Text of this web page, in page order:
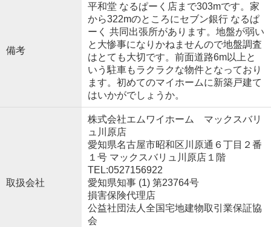
備考
平和堂 なるぱーく店まで303mです。家
から322mのところにセブン銀行 なるぱ
ーく 共同出張所があります。地盤が弱い
と大惨事になりかねませんので地盤調査
はとても大切です。前面道路6m以上と
いう駐車もラクラクな物件となっており
ます。初めてのマイホームに新築戸建て
はいかがでしょうか。
取扱会社
株式会社エムワイホーム マックスバリ
ュ川原店
愛知県名古屋市昭和区川原通６丁目２番
１号 マックスバリュ川原店１階
TEL:0527156922
愛知県知事 (1) 第23764号
損害保険代理店
公益社団法人全国宅地建物取引業保証協
会